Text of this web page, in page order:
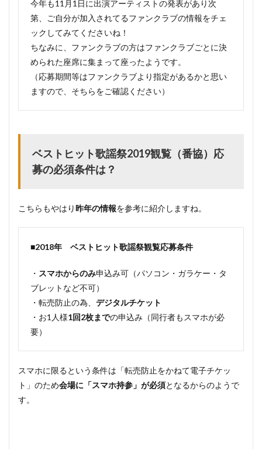
今年も11月1日に出演アーティストの発表があり次
第、ご自分が加入されてるファンクラブの情報をチェ
ックしてみてくださいね！
ちなみに、ファンクラブの方はファンクラブごとに決
められた座席に集まって座ったようです。
（応募期間等はファンクラブより指定があるかと思い
ますので、そちらをご確認ください）
ベストヒット歌謡祭2019観覧（番協）応
募の必須条件は？
こちらもやはり昨年の情報を参考に紹介しますね。
■2018年 ベストヒット歌謡祭観覧応募条件
・ スマホからのみ申込み可（パソコン・ガラケー・タ
ブレットなど不可）
・転売防止の為、 デジタルチケット
・お1人様1回2枚までの申込み（同行者もスマホが必
要）
スマホに限るという条件は「転売防止をかねて電子チケッ
ト」のため会場に「スマホ持参」が必須となるからのようで
す。